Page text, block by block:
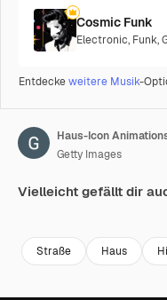
Cosmic Funk
Electronic, Funk,
Entdeckeweitere Musik-
Haus-Icon
Getty Images
Vielleicht gefällt dir
Straße Haus